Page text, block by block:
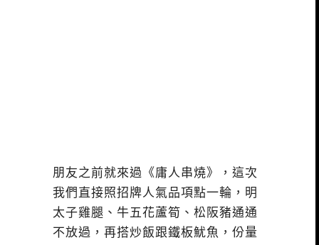
朋友之前就來過《庸人串燒》，這次
我們直接照招牌人氣品項點一輪，明
太子雞腿、牛五花蘆筍、松阪豬通通
不放過，再搭炒飯跟鐵板魷魚，份量